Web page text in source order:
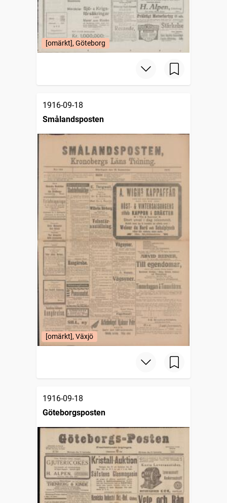
[omärkt], Göteborg
1916-09-18
Smålandsposten
[omärkt], Växjö
1916-09-18
Göteborgsposten